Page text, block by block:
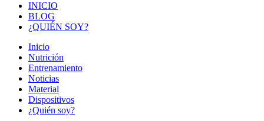
INICIO
BLOG
¿QUIÉN SOY?
Inicio
Nutrición
Entrenamiento
Noticias
Material
Dispositivos
¿Quién soy?